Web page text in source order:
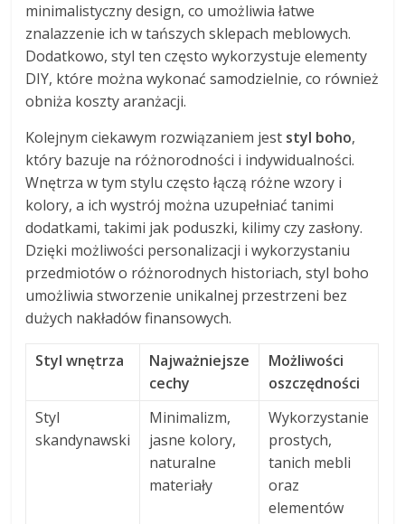
minimalistyczny design, co umożliwia łatwe
znalazzenie ich w tańszych sklepach meblowych.
Dodatkowo, styl ten często wykorzystuje elementy
DIY, które można wykonać samodzielnie, co również
obniża koszty aranżacji.
Kolejnym ciekawym rozwiązaniem jest styl boho,
który bazuje na różnorodności i indywidualności.
Wnętrza w tym stylu często łączą różne wzory i
kolory, a ich wystrój można uzupełniać tanimi
dodatkami, takimi jak poduszki, kilimy czy zasłony.
Dzięki możliwości personalizacji i wykorzystaniu
przedmiotów o różnorodnych historiach, styl boho
umożliwia stworzenie unikalnej przestrzeni bez
dużych nakładów finansowych.
Styl wnętrza
Najważniejsze
cechy
Możliwości
oszczędności
Styl
skandynawski
Minimalizm,
jasne kolory,
naturalne
materiały
Wykorzystanie
prostych,
tanich mebli
oraz
elementów